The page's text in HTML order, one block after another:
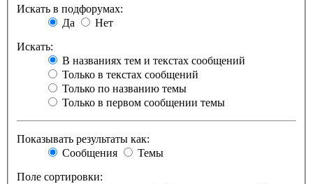
Искать в подфорумах:
Да
Нет
Искать:
В названиях тем и текстах сообщений
Только в текстах сообщений
Только по названию темы
Только в первом сообщении темы
Показывать результаты как:
Сообщения
Темы
Поле сортировки: